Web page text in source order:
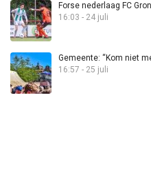
Forse nederlaag FC
16:03 - 24 juli
Gemeente: “Kom niet
16:57 - 25 juli